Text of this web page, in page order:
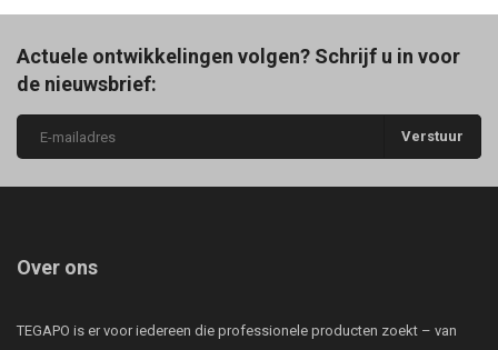
Actuele ontwikkelingen volgen? Schrijf u in voor
de nieuwsbrief:
Verstuur
Over ons
TEGAPO is er voor iedereen die professionele producten zoekt – van